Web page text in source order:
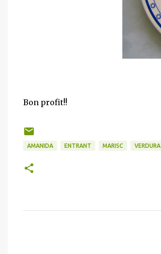
Bon profit!!
AMANIDA ENTRANT MARISC VERDURA